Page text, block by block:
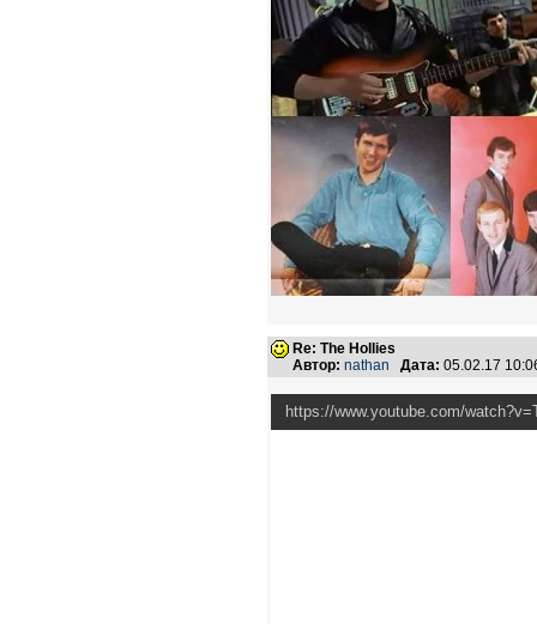
Re: The Hollies
Автор: nathan Дата: 05.02.17
https://www.youtube.com/